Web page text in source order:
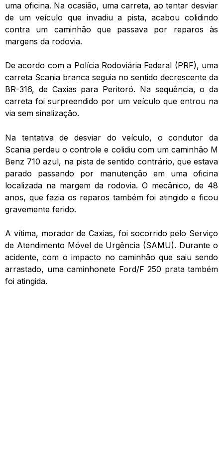
uma oficina. Na ocasião, uma carreta, ao tentar desviar
de um veículo que invadiu a pista, acabou colidindo
contra um caminhão que passava por reparos às
margens da rodovia.
De acordo com a Polícia Rodoviária Federal (PRF), uma
carreta Scania branca seguia no sentido decrescente da
BR-316, de Caxias para Peritoró. Na sequência, o da
carreta foi surpreendido por um veículo que entrou na
via sem sinalização.
Na tentativa de desviar do veículo, o condutor da
Scania perdeu o controle e colidiu com um caminhão M
Benz 710 azul, na pista de sentido contrário, que estava
parado passando por manutenção em uma oficina
localizada na margem da rodovia. O mecânico, de 48
anos, que fazia os reparos também foi atingido e ficou
gravemente ferido.
A vítima, morador de Caxias, foi socorrido pelo Serviço
de Atendimento Móvel de Urgência (SAMU). Durante o
acidente, com o impacto no caminhão que saiu sendo
arrastado, uma caminhonete Ford/F 250 prata também
foi atingida.